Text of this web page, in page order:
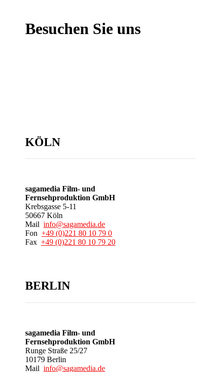
Besuchen Sie uns
KÖLN
sagamedia Film- und
Fernsehproduktion GmbH
Krebsgasse 5-11
50667 Köln
Mailinfo@sagamedia.de
Fon+49 (0)221 80 10 79 0
Fax+49 (0)221 80 10 79 20
BERLIN
sagamedia Film- und
Fernsehproduktion GmbH
Runge Straße 25/27
10179 Berlin
Mailinfo@sagamedia.de